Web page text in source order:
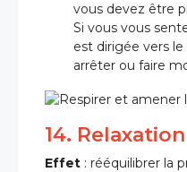
vous devez être
Si vous vous
est dirigée vers
arrêter ou faire
14. Relaxation
Effet : rééquilibrer la